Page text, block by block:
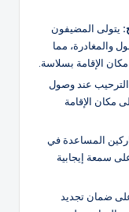
يتولى المضيفون
والمغادرة، مما
الإقامة بسلاسة.
عند وصول
مكان الإقامة
المساعدة في
سمعة إيجابية
ضمان تجديد